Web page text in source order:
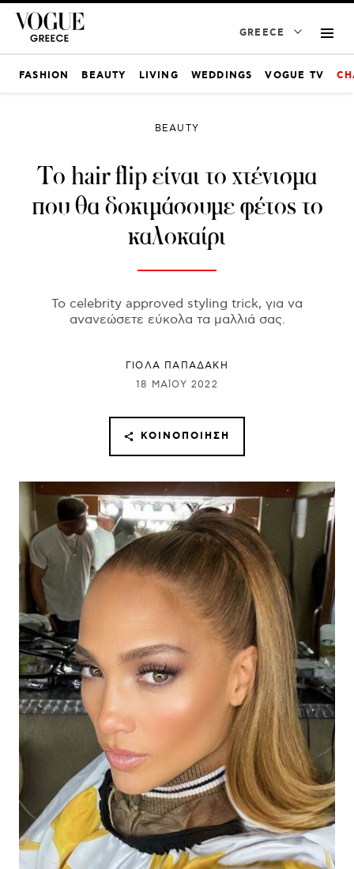
GREECE
FASHION BEAUTY LIVING WEDDINGS VOGUE TV
BEAUTY
Το hair flip είναι το χτένισμα
που θα δοκιμάσουμε φέτος το
καλοκαίρι
Το celebrity approved styling trick, για να
ανανεώσετε εύκολα τα μαλλιά σας.
ΓΙΌΛΑ ΠΑΠΑΔΆΚΗ
18 ΜΑΪ́ΟΥ 2022
ΚΟΙΝΟΠΟΊΗΣΗ